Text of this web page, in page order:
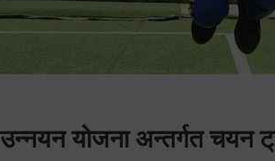
उन्नयन योजना अन्तर्गत चयन